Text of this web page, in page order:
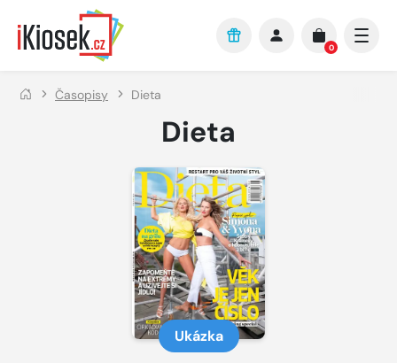
Přejít na hlavní obsah
0
Časopisy Dieta
Dieta
Ukázka